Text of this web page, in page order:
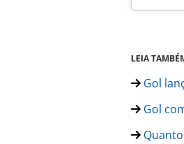
LEIA
Gol
Gol